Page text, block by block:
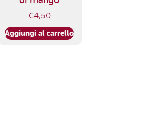
€4,50
Aggiungi al carrello